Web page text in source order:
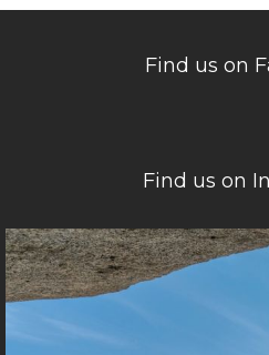
Find us on
Find us on